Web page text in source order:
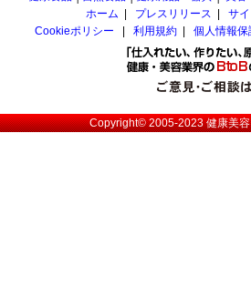
ホーム
プレスリリース
サ
Cookieポリシー
利用規約 個人情報
Copyright© 2005-2023健康美